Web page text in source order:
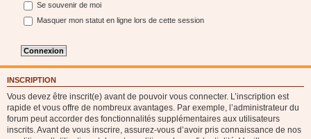
Se souvenir de moi
Masquer mon statut en ligne lors de cette session
INSCRIPTION
Vous devez être inscrit(e) avant de pouvoir vous connecter. L’inscription est
rapide et vous offre de nombreux avantages. Par exemple, l’administrateur du
forum peut accorder des fonctionnalités supplémentaires aux utilisateurs
inscrits. Avant de vous inscrire, assurez-vous d’avoir pris connaissance de nos